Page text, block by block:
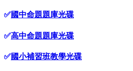
✅國中命題題庫光碟
✅高中命題題庫光碟
✅國小補習班教學光碟